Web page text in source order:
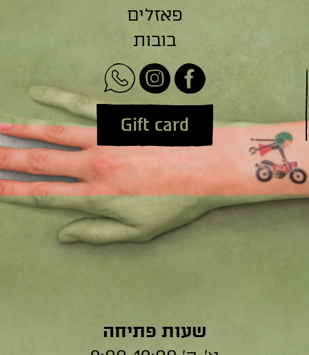
פאזלים
בובות
Gift card
שעות פתיחה